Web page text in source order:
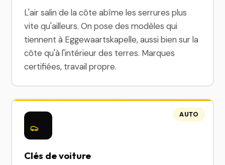
L'air salin de la côte abîme les serrures plus
vite qu'ailleurs. On pose des modèles qui
tiennent à Eggewaartskapelle, aussi bien sur la
côte qu'à l'intérieur des terres. Marques
certifiées, travail propre.
Clés de voiture
AUTO